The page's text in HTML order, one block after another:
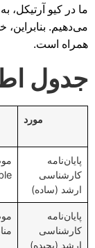
ما در کیو
می‌دهیم.
همراه است.
جدول
مورد
پایان‌نامه
کارشناسی
ارشد (ساده)
پایان‌نامه
کارشناسی
ارشد (پچیده)